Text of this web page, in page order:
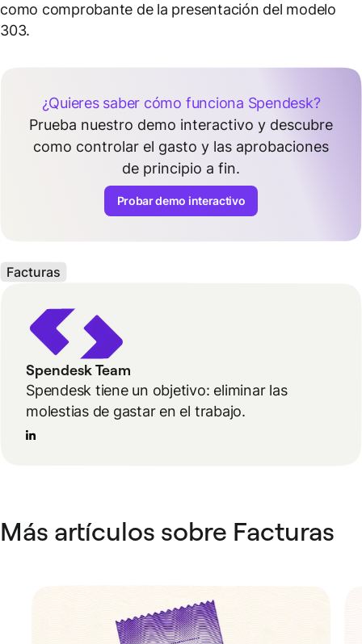
como comprobante de la presentación del modelo
303.
¿Quieres saber cómo funciona Spendesk?
Prueba nuestro demo interactivo y descubre
como controlar el gasto y las aprobaciones
de principio a fin.
Probar demo interactivo
Facturas
Spendesk Team
Spendesk tiene un objetivo: eliminar las
molestias de gastar en el trabajo.
Más artículos sobre Facturas